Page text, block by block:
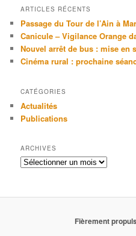
ARTICLES RÉCENTS
Passage du Tour de l’Ain à
Canicule – Vigilance Orange
Nouvel arrêt de bus : mise en
Cinéma rural : prochaine
CATÉGORIES
Actualités
Publications
ARCHIVES
Archives
Fièrement